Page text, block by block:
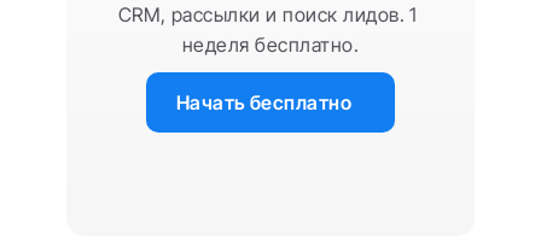
CRM, рассылки и поиск лидов. 1
неделя бесплатно.
Начать бесплатно